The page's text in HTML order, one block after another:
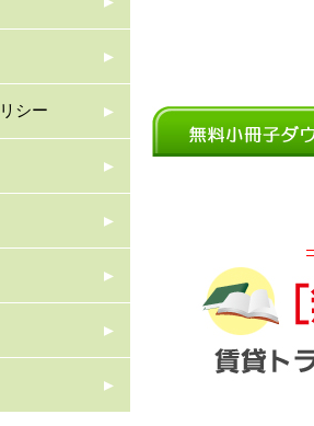
シー